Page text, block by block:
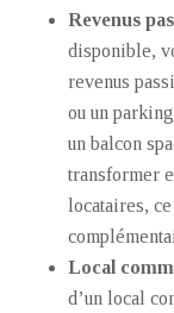
Revenus
disponible,
revenus
ou un
un balcon
transformer
locataires,
Local
d’un local